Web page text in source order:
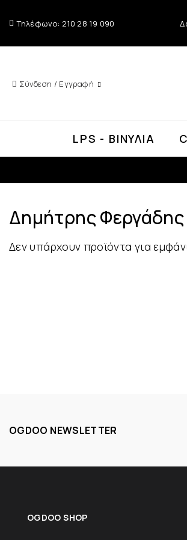
Τηλέφωνο: 210 28 19 090
Σύνδεση / Εγγραφή
LPS - ΒΙΝΎΛΙΑ
Δημήτρης Φεργάδης
Δεν υπάρχουν προϊόντα για
OGDOO NEWSLETTER
OGDOO SHOP